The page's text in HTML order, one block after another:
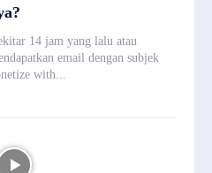
14 jam yang lalu atau
email dengan subjek
with...